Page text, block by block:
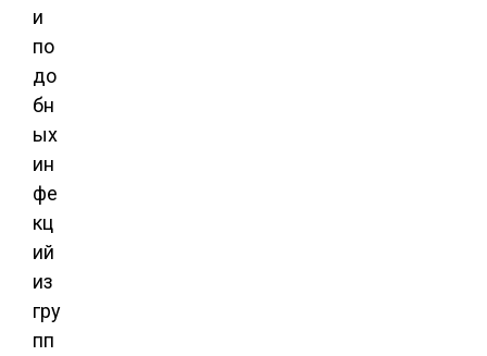
и
по
до
бн
ых
ин
фе
кц
ий
из
гру
пп